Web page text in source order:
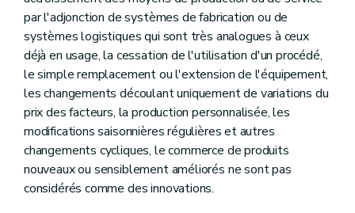
Art. 90
Section 5 Des subventions portant sur l'engagement temporaire de personnel
Art. 91
Art. 92
Art. 93
Chapitre VI
Des aides aux partenariats d'innovation technologique
Art. 94
Art. 95
Art. 96
Art. 97
Art. 98
Art. 99
Art. 100
par l'adjonction de systèmes de fabrication ou de
systèmes logistiques qui sont très analogues à ceux
déjà en usage, la cessation de l'utilisation d'un procédé,
le simple remplacement ou l'extension de l'équipement,
les changements découlant uniquement de variations du
prix des facteurs, la production personnalisée, les
modifications saisonnières régulières et autres
changements cycliques, le commerce de produits
nouveaux ou sensiblement améliorés ne sont pas
considérés comme des innovations.